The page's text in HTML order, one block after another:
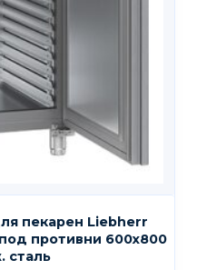
пекарен Liebherr
противни 600х800
сталь